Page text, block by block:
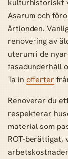
kulturhistoriskt
Asarum och
årtionden.
renovering av
uterum i de
fasadunderhåll
Ta in offerter
Renoverar du
respekterar
material som
ROT-berättigat,